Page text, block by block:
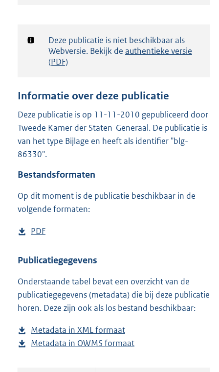
d
g
t
e
:
1
Notificatie:
Deze publicatie is niet beschikbaar als
Webversie. Bekijk de authentieke versie
(PDF)
Informatie over deze publicatie
Deze publicatie is op 11-11-2010 gepubliceerd door
Tweede Kamer der Staten-Generaal. De publicatie is
van het type Bijlage en heeft als identifier "blg-
86330".
Bestandsformaten
Op dit moment is de publicatie beschikbaar in de
volgende formaten:
D
w
l
o
a
p
u
PDF
s
a
n
d
g
r
Publicatiegegevens
Onderstaande tabel bevat een overzicht van de
publicatiegegevens (metadata) die bij deze publicatie
horen. Deze zijn ook als los bestand beschikbaar:
Metadata in XML formaat
e
Metadata in OWMS formaat